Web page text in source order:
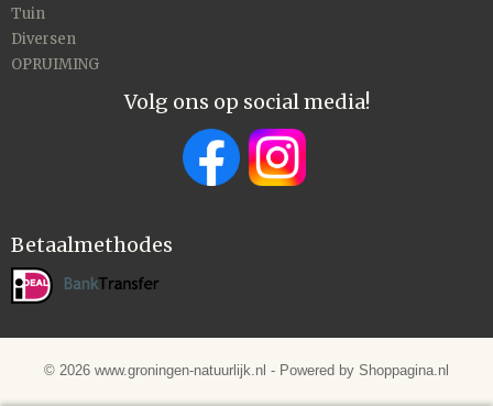
Tuin
Diversen
OPRUIMING
Volg ons op social media!
Betaalmethodes
© 2026 www.groningen-natuurlijk.nl - Powered by Shoppagina.nl